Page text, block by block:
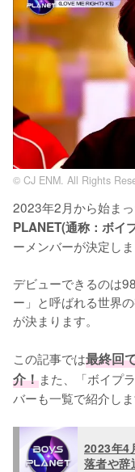
© CJ ENM. All Rights
2023年2月から始ま
PLANET(通称：ボイ
ーメンバーが決定しま
デビューできるのは
ー」と呼ばれる世界
が決まります。
この記事では最終回
介！また、「ボイプ
バーも一覧で紹介しま
2023年4
落者や辞